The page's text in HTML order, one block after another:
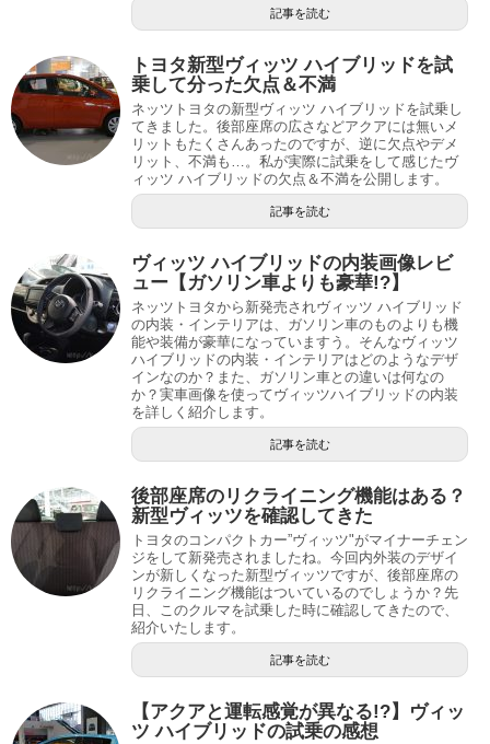
記事を読む
トヨタ新型ヴィッツ ハイブリッドを試
乗して分った欠点＆不満
ネッツトヨタの新型ヴィッツ ハイブリッドを試乗し
てきました。後部座席の広さなどアクアには無いメ
リットもたくさんあったのですが、逆に欠点やデメ
リット、不満も…。私が実際に試乗をして感じたヴ
ィッツ ハイブリッドの欠点＆不満を公開します。
記事を読む
ヴィッツ ハイブリッドの内装画像レビ
ュー【ガソリン車よりも豪華!?】
ネッツトヨタから新発売されヴィッツ ハイブリッド
の内装・インテリアは、ガソリン車のものよりも機
能や装備が豪華になっていますう。そんなヴィッツ
ハイブリッドの内装・インテリアはどのようなデザ
インなのか？また、ガソリン車との違いは何なの
か？実車画像を使ってヴィッツハイブリッドの内装
を詳しく紹介します。
記事を読む
後部座席のリクライニング機能はある？
新型ヴィッツを確認してきた
トヨタのコンパクトカー”ヴィッツ"がマイナーチェン
ジをして新発売されましたね。今回内外装のデザイ
ンが新しくなった新型ヴィッツですが、後部座席の
リクライニング機能はついているのでしょうか？先
日、このクルマを試乗した時に確認してきたので、
紹介いたします。
記事を読む
【アクアと運転感覚が異なる!?】ヴィッ
ツ ハイブリッドの試乗の感想